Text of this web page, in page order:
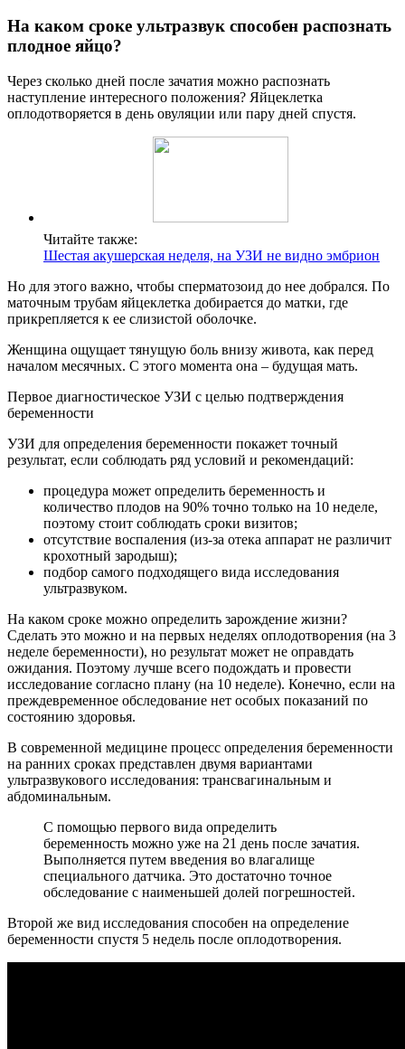
На каком сроке ультразвук способен распознать
плодное яйцо?
Через сколько дней после зачатия можно распознать
наступление интересного положения? Яйцеклетка
оплодотворяется в день овуляции или пару дней спустя.
Читайте также:
Шестая акушерская неделя, на УЗИ не видно эмбрион
Но для этого важно, чтобы сперматозоид до нее добрался. По
маточным трубам яйцеклетка добирается до матки, где
прикрепляется к ее слизистой оболочке.
Женщина ощущает тянущую боль внизу живота, как перед
началом месячных. С этого момента она – будущая мать.
Первое диагностическое УЗИ с целью подтверждения
беременности
УЗИ для определения беременности покажет точный
результат, если соблюдать ряд условий и рекомендаций:
процедура может определить беременность и
количество плодов на 90% точно только на 10 неделе,
поэтому стоит соблюдать сроки визитов;
отсутствие воспаления (из-за отека аппарат не различит
крохотный зародыш);
подбор самого подходящего вида исследования
ультразвуком.
На каком сроке можно определить зарождение жизни?
Сделать это можно и на первых неделях оплодотворения (на 3
неделе беременности), но результат может не оправдать
ожидания. Поэтому лучше всего подождать и провести
исследование согласно плану (на 10 неделе). Конечно, если на
преждевременное обследование нет особых показаний по
состоянию здоровья.
В современной медицине процесс определения беременности
на ранних сроках представлен двумя вариантами
ультразвукового исследования: трансвагинальным и
абдоминальным.
С помощью первого вида определить
беременность можно уже на 21 день после зачатия.
Выполняется путем введения во влагалище
специального датчика. Это достаточно точное
обследование с наименьшей долей погрешностей.
Второй же вид исследования способен на определение
беременности спустя 5 недель после оплодотворения.